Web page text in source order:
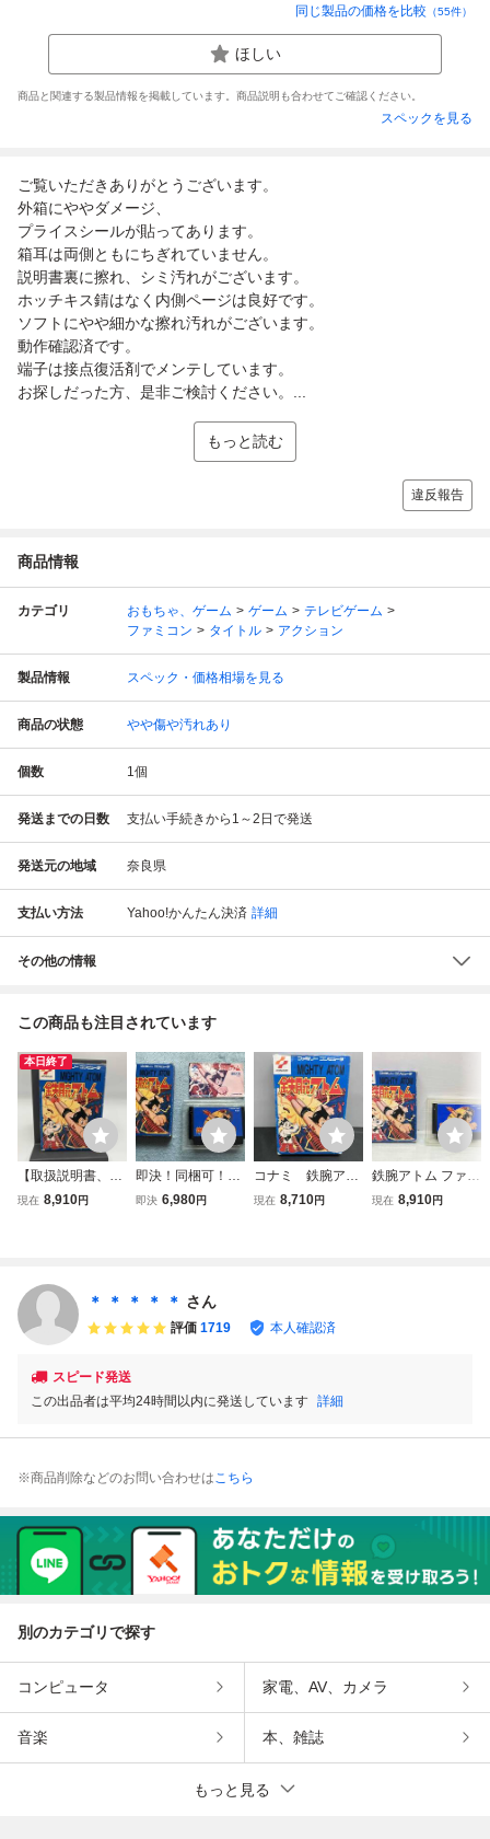
同じ製品の価格を比較 （55件）
ほしい
商品と関連する製品情報を掲載しています。商品説明も合わせてご確認ください。
スペックを見る
ご覧いただきありがとうございます。
外箱にややダメージ、
プライスシールが貼ってあります。
箱耳は両側ともにちぎれていません。
説明書裏に擦れ、シミ汚れがございます。
ホッチキス錆はなく内側ページは良好です。
ソフトにやや細かな擦れ汚れがございます。
動作確認済です。
端子は接点復活剤でメンテしています。
お探しだった方、是非ご検討ください。...
もっと読む
違反報告
商品情報
カテゴリ おもちゃ、ゲーム ゲーム
テレビゲーム
ファミコン
タイトル アクション
製品情報 スペック・価格相場を見る
商品の状態 やや傷や汚れあり
個数 1個
発送までの日数 支払い手続きから1～2日で発送
発送元の地域 奈良県
支払い方法 Yahoo!かんたん決済 詳細
その他の情報
この商品も注目されています
本日終了
【取扱説明書、箱
付き】鉄腕アトム
現在 8,910円
即決！同梱可！
ファミコン 鉄腕
即決 6,980円
コナミ 鉄腕アト
ム ファミコン
現在 8,710円
鉄腕アトム ファミ
コン ファミリーコ
現在 8,910円
＊ ＊ ＊ ＊ ＊ さん
評価 1719 本人確認済
スピード発送
この出品者は平均24時間以内に発送しています 詳細
※商品削除などのお問い合わせはこちら
別のカテゴリで探す
コンピュータ 家電、AV、カメラ
音楽 本、雑誌
もっと見る